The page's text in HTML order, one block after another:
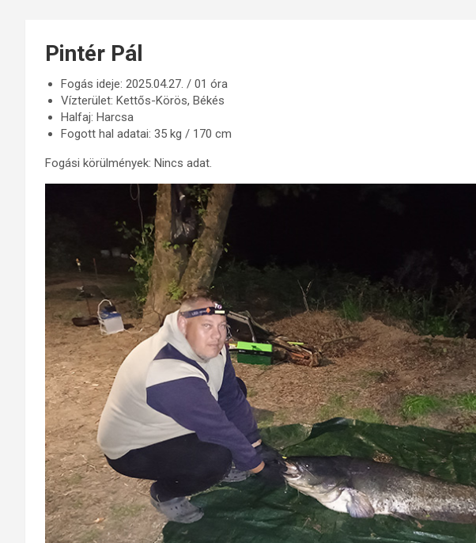
Pintér Pál
Fogás ideje: 2025.04.27. / 01 óra
Vízterület: Kettős-Körös, Békés
Halfaj: Harcsa
Fogott hal adatai: 35 kg / 170 cm
Fogási körülmények: Nincs adat.